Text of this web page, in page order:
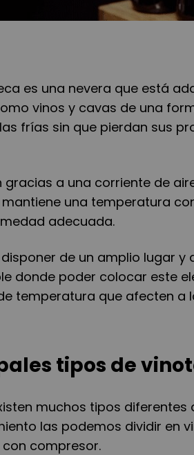
es una nevera que está
vinos y cavas de una
frías sin que pierdan sus
gracias a una corriente de
una temperatura
adecuada.
de un amplio lugar y
donde poder colocar este
temperatura que afecten a
tipos de
muchos tipos diferentes
las podemos dividir en
compresor.